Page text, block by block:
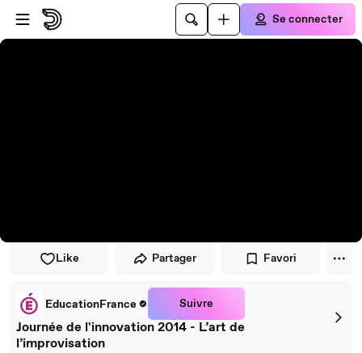
Passer au player
Passer au contenu principal
Se connecter
Like Partager Favori
EducationFrance Suivre
Journée de l'innovation 2014 - L’art de
l’improvisation